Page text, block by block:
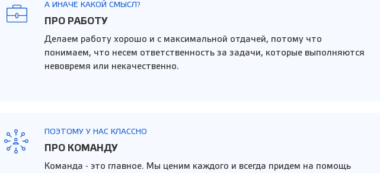
А ИНАЧЕ КАКОЙ СМЫСЛ?
ПРО РАБОТУ
Делаем работу хорошо и с максимальной отдачей, потому что
понимаем, что несем ответственность за задачи, которые выполняются
невовремя или некачественно.
ПОЭТОМУ У НАС КЛАССНО
ПРО КОМАНДУ
Команда - это главное. Мы ценим каждого и всегда придем на помощь